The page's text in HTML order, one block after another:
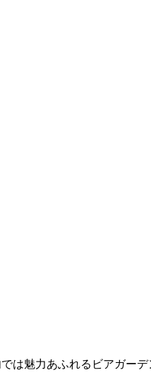
魅力あふれるビアガー